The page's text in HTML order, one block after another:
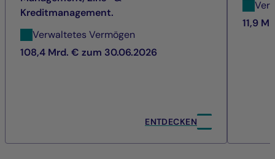
Kreditmanagement.
Verwaltetes Vermögen
108,4 Mrd. € zum 30.06.2026
ENTDECKEN
11,9